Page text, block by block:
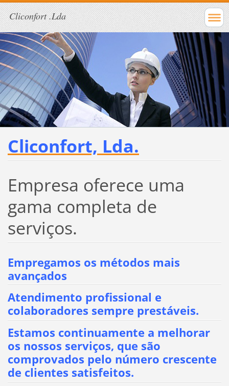
Cliconfort .Lda
Cliconfort, Lda.
Empresa oferece uma
gama completa de
serviços.
Empregamos os métodos mais
avançados
Atendimento profissional e
colaboradores sempre prestáveis.
Estamos continuamente a melhorar
os nossos serviços, que são
comprovados pelo número crescente
de clientes satisfeitos.